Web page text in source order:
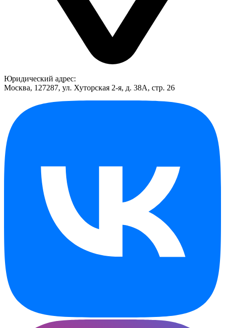
Юридический адрес:
Москва, 127287, ул. Хуторская 2-я, д. 38А, стр. 26